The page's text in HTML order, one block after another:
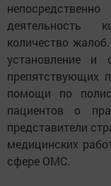
деятельность
количество
установление и
препятствующих
помощи по
пациентов о
представители
медицинских
сфере ОМС.